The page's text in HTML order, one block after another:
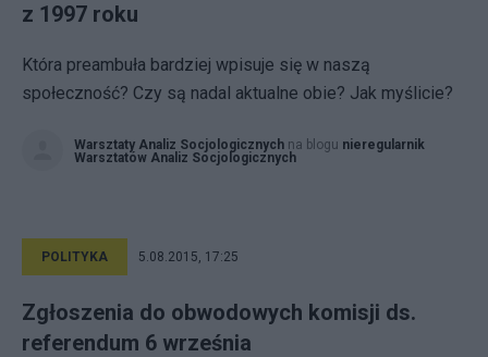
z 1997 roku
Która preambuła bardziej wpisuje się w naszą
społeczność? Czy są nadal aktualne obie? Jak myślicie?
Warsztaty Analiz Socjologicznych na blogu nieregularnik
Warsztatów Analiz Socjologicznych
POLITYKA 5.08.2015, 17:25
Zgłoszenia do obwodowych komisji ds.
referendum 6 września